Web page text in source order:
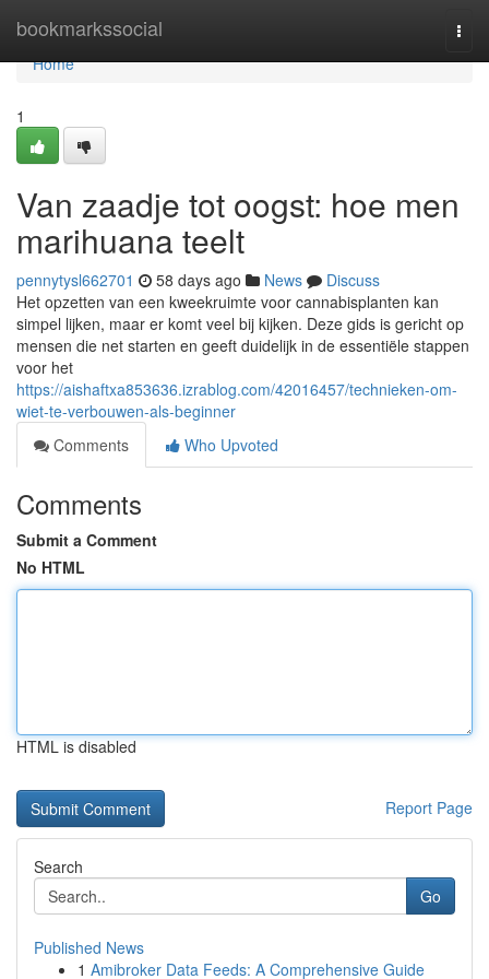
bookmarkssocial
Home
Home
1
Van zaadje tot oogst: hoe men
marihuana teelt
pennytysl662701 58 days ago News
Discuss
Het opzetten van een kweekruimte voor cannabisplanten kan
simpel lijken, maar er komt veel bij kijken. Deze gids is gericht op
mensen die net starten en geeft duidelijk in de essentiële stappen
voor het
https://aishaftxa853636.izrablog.com/42016457/technieken-om-
wiet-te-verbouwen-als-beginner
Comments
Who Upvoted
Comments
Submit a Comment
No HTML
HTML is disabled
Report Page
Search
Go
Published News
1 Amibroker Data Feeds: A Comprehensive Guide